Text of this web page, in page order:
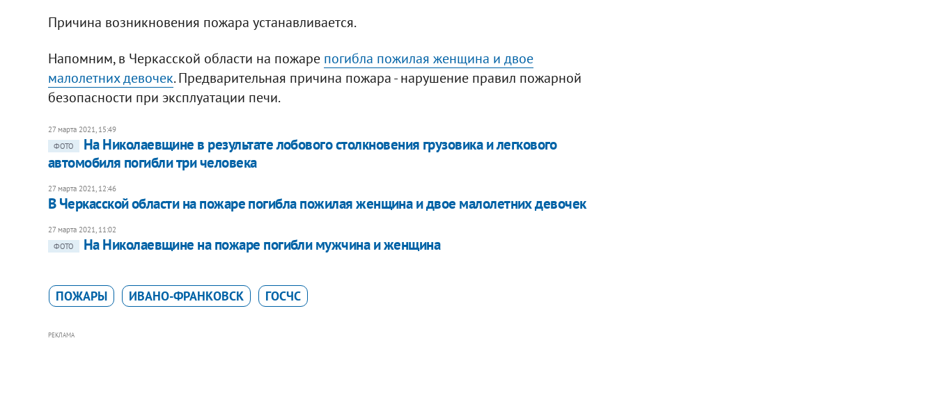
Причина возникновения пожара устанавливается.
Напомним, в Черкасской области на пожаре погибла пожилая женщина и двое
малолетних девочек. Предварительная причина пожара - нарушение правил пожарной
безопасности при эксплуатации печи.
27 марта 2021, 15:49
ФОТО
На Николаевщине в результате лобового столкновения грузовика и легкового
автомобиля погибли три человека
27 марта 2021, 12:46
В Черкасской области на пожаре погибла пожилая женщина и двое малолетних девочек
27 марта 2021, 11:02
ФОТО
На Николаевщине на пожаре погибли мужчина и женщина
ПОЖАРЫ ИВАНО-ФРАНКОВСК ГОСЧС
РЕКЛАМА